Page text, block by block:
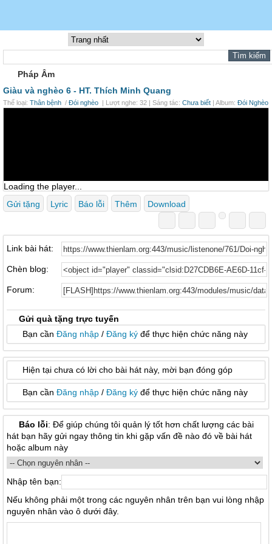
Pháp Âm
Giàu và nghèo 6 - HT. Thích Minh Quang
Thể loại: Thân bệnh / Đói nghèo | Lượt nghe: 32 | Sáng tác: Chưa biết | Album: Đói Nghèo
Loading the player...
Gửi tặng
Lyric Báo lỗi Thêm Download
Link bài hát:
Chèn blog:
Forum:
Gửi quà tặng trực tuyến
Bạn cần Đăng nhập / Đăng ký để thực hiện chức năng này
Hiện tại chưa có lời cho bài hát này, mời bạn đóng góp
Bạn cần Đăng nhập / Đăng ký để thực hiện chức năng này
Báo lỗi: Để giúp chúng tôi quản lý tốt hơn chất lượng các bài
hát bạn hãy gửi ngay thông tin khi gặp vấn đề nào đó về bài hát
hoặc album này
Nhập tên bạn:
Nếu không phải một trong các nguyên nhân trên bạn vui lòng nhập
nguyên nhân vào ô dưới đây.